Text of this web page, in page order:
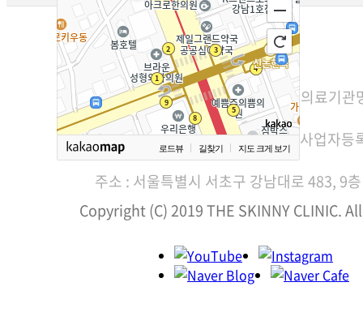
로드뷰 길찾기 지도 크게 보기
의료기관
사업자등
주소 : 서울특별시 서초구 강남대로 483, 9
Copyright (C) 2019 THE SKINNY CLINIC.